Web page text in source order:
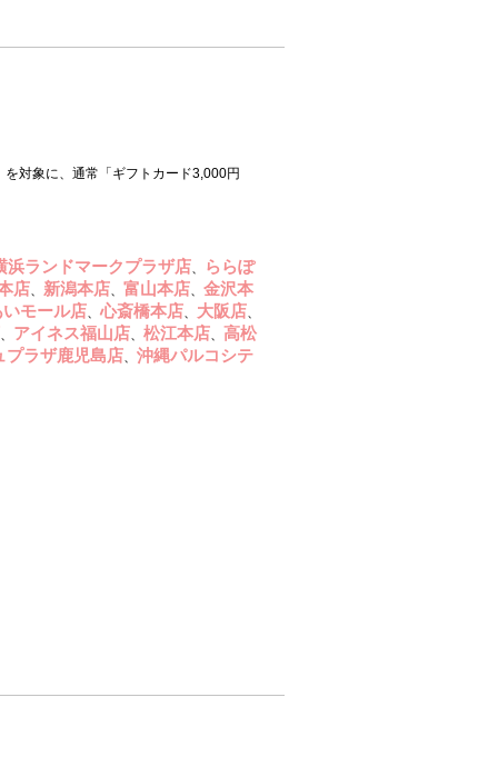
対象に、通常「ギフトカード3,000円
浜ランドマークプラザ店、
ららぽ
店、 新潟本店、 富山本店、 金沢本
いモール店、 心斎橋本店、 大阪店、
、 アイネス福山店、 松江本店、 高松
プラザ鹿児島店、 沖縄パルコシテ